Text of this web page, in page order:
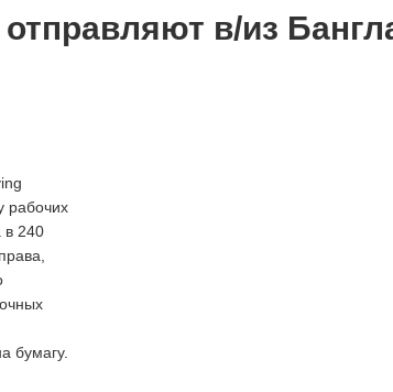
в/из
рабочих
в 240
бумагу.